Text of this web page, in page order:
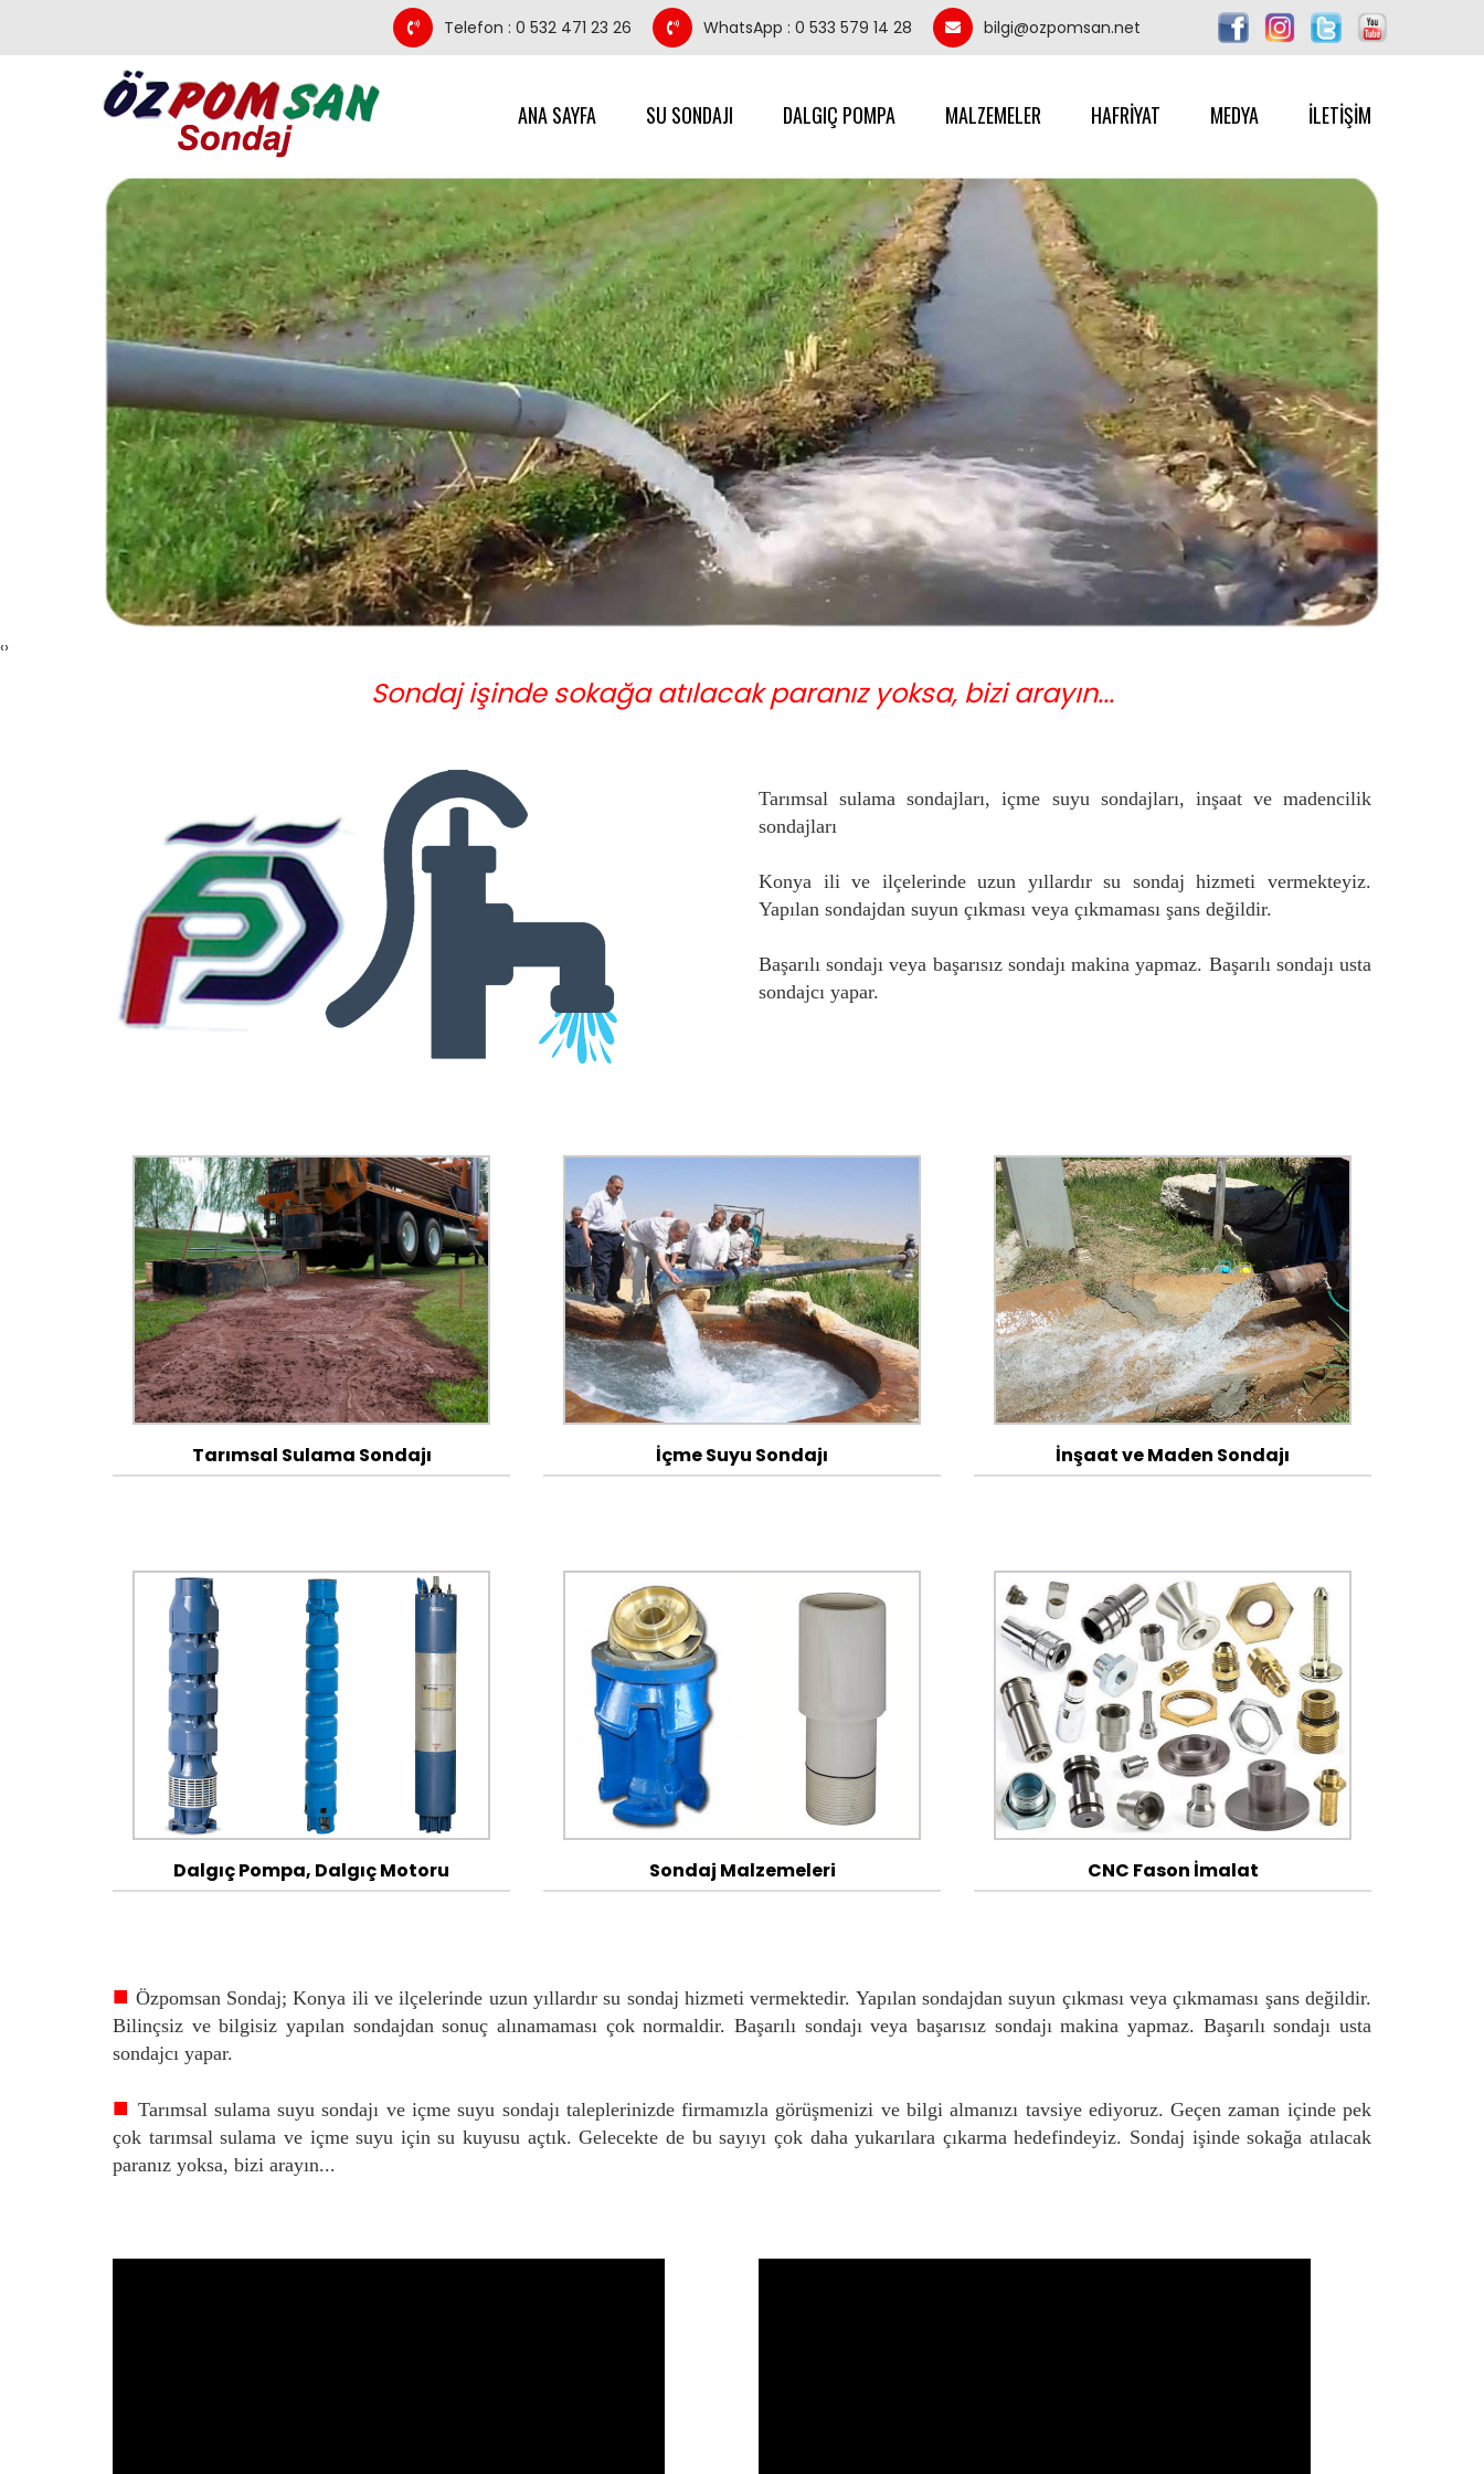
Telefon : 0 532 471 23 26 WhatsApp : 0 533 579 14 28 bilgi@ozpomsan.net
ANA SAYFA SU SONDAJI DALGIÇ POMPA MALZEMELER HAFRİYAT MEDYA İLETİŞİM
‹›
Sondaj işinde sokağa atılacak paranız yoksa, bizi arayın...
Tarımsal sulama sondajları, içme suyu sondajları, inşaat ve madencilik
sondajları
Konya ili ve ilçelerinde uzun yıllardır su sondaj hizmeti vermekteyiz.
Yapılan sondajdan suyun çıkması veya çıkmaması şans değildir.
Başarılı sondajı veya başarısız sondajı makina yapmaz. Başarılı sondajı usta
sondajcı yapar.
Tarımsal Sulama Sondajı İçme Suyu Sondajı İnşaat ve Maden Sondajı
Dalgıç Pompa, Dalgıç Motoru Sondaj Malzemeleri CNC Fason İmalat
■ Özpomsan Sondaj; Konya ili ve ilçelerinde uzun yıllardır su sondaj hizmeti vermektedir. Yapılan sondajdan suyun çıkması veya çıkmaması şans değildir.
Bilinçsiz ve bilgisiz yapılan sondajdan sonuç alınamaması çok normaldir. Başarılı sondajı veya başarısız sondajı makina yapmaz. Başarılı sondajı usta
sondajcı yapar.
■ Tarımsal sulama suyu sondajı ve içme suyu sondajı taleplerinizde firmamızla görüşmenizi ve bilgi almanızı tavsiye ediyoruz. Geçen zaman içinde pek
çok tarımsal sulama ve içme suyu için su kuyusu açtık. Gelecekte de bu sayıyı çok daha yukarılara çıkarma hedefindeyiz. Sondaj işinde sokağa atılacak
paranız yoksa, bizi arayın...